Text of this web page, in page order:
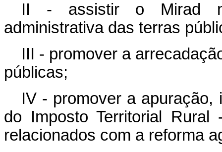
II - assistir o Mirad
administrativa das terras
III - promover a
públicas;
IV - promover a
do Imposto Territorial
relacionados com a reforma